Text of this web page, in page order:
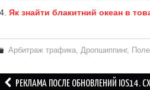
Як знайти блакитний океан в
Арбитраж трафика,Дропшиппинг,
Post РЕКЛАМА ПОСЛЕ ОБНОВЛЕНИЙ IOS14.